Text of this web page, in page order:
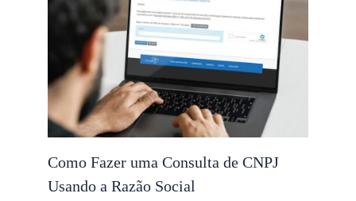
Como Fazer uma Consulta de CNPJ
Usando a Razão Social